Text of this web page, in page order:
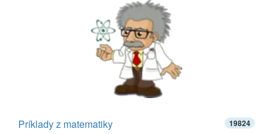
Príklady z matematiky 19824